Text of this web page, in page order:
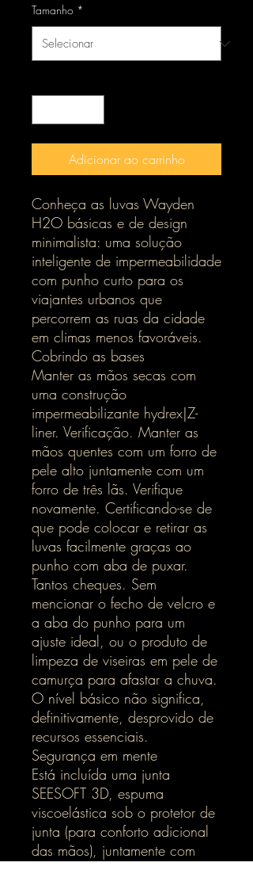
Tamanho *
Adicionar ao carrinho
Conheça as luvas Wayden
H2O básicas e de design
minimalista: uma solução
inteligente de impermeabilidade
com punho curto para os
viajantes urbanos que
percorrem as ruas da cidade
em climas menos favoráveis.
Cobrindo as bases
Manter as mãos secas com
uma construção
impermeabilizante hydrex|Z-
liner. Verificação. Manter as
mãos quentes com um forro de
pele alto juntamente com um
forro de três lãs. Verifique
novamente. Certificando-se de
que pode colocar e retirar as
luvas facilmente graças ao
punho com aba de puxar.
Tantos cheques. Sem
mencionar o fecho de velcro e
a aba do punho para um
ajuste ideal, ou o produto de
limpeza de viseiras em pele de
camurça para afastar a chuva.
O nível básico não significa,
definitivamente, desprovido de
recursos essenciais.
Segurança em mente
Está incluída uma junta
SEESOFT 3D, espuma
viscoelástica sob o protetor de
junta (para conforto adicional
das mãos), juntamente com